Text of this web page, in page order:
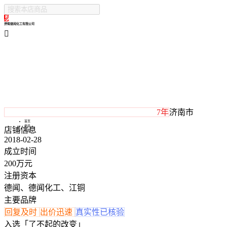
济南德闻化工有限公司

7年济南市
首页
商品
档案
店铺信息
2018-02-28
成立时间
200万元
注册资本
德闻、德闻化工、江铜
主要品牌
回复及时 出价迅速 真实性已核验
入选「了不起的改变」